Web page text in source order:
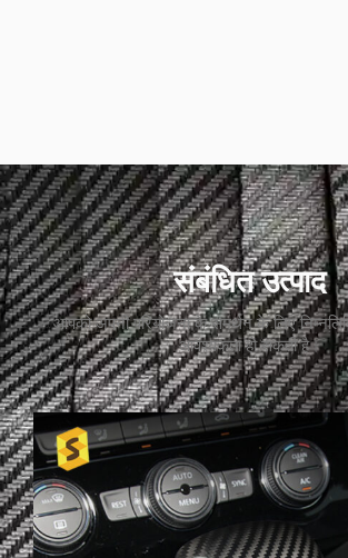
संबंधित उत्पाद
आपको अपनी परियोजना के समर्थन के लिए
आवश्यकता हो सकती है।